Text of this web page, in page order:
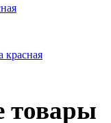
красная
товары